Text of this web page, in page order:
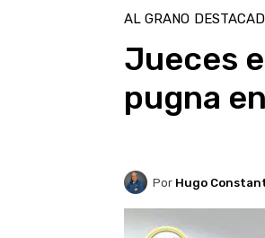
AL GRANO
Jueces
pugna
Por Hugo